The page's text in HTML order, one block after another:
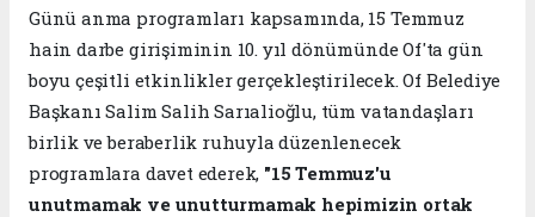
Günü anma programları kapsamında, 15 Temmuz
hain darbe girişiminin 10. yıl dönümünde Of'ta gün
boyu çeşitli etkinlikler gerçekleştirilecek. Of Belediye
Başkanı Salim Salih Sarıalioğlu, tüm vatandaşları
birlik ve beraberlik ruhuyla düzenlenecek
programlara davet ederek, "15 Temmuz'u
unutmamak ve unutturmamak hepimizin ortak